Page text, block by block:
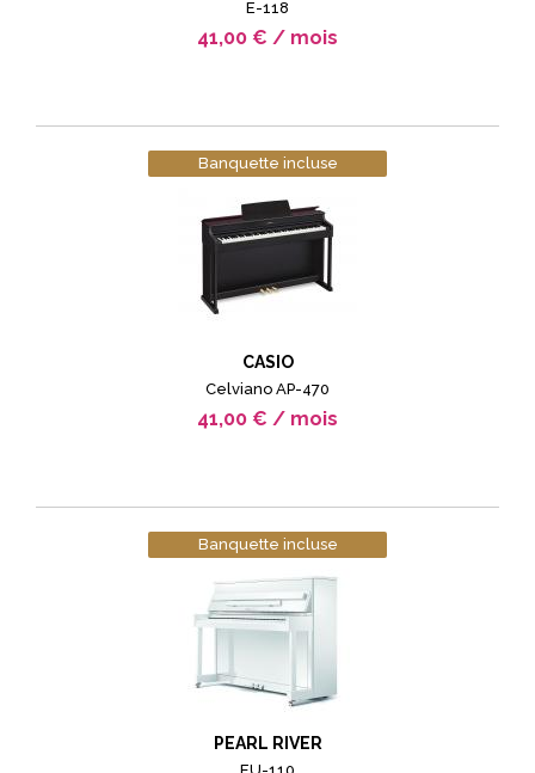
E-118
41,00 € / mois
Banquette incluse
CASIO
Celviano AP-470
41,00 € / mois
Banquette incluse
PEARL RIVER